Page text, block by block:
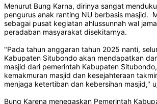
Menurut Bung Karna, dirinya sangat
pengurus anak ranting NU berbasis masjid.
sebagai pusat kegiatan ahlussunnah wal
peradaban masyarakat disekitarnya.
"Pada tahun anggaran tahun 2025 nanti,
Kabupaten Situbondo akan mendapatkan
masjid dari pemerintah Kabupaten
kemakmuran masjid dan kesejahteraan
menjaga ketertiban dan kebersihan masjid,"
Bung Karena menegaskan Pemerintah